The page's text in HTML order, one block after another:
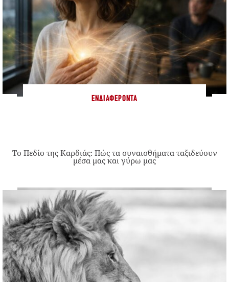
ΕΝΔΙΑΦΈΡΟΝΤΑ
Το Πεδίο της Καρδιάς: Πώς τα συναισθήματα ταξιδεύουν
μέσα μας και γύρω μας